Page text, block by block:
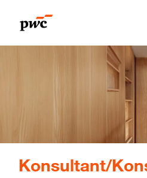
Konsultant/